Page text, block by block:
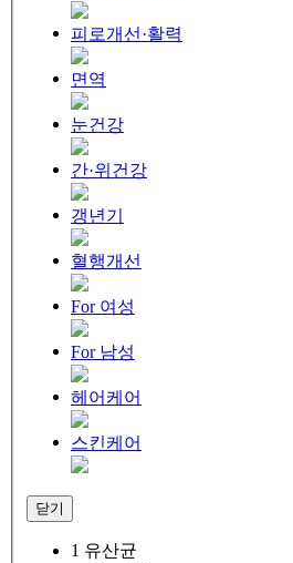
피로개선·활력
면역
눈건강
간·위건강
갱년기
혈행개선
For 여성
For 남성
헤어케어
스킨케어
닫기
1 유산균